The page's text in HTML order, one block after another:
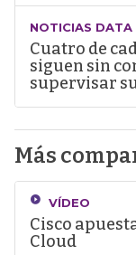
NOTICIAS DATA
Cuatro de
siguen sin
supervisar
Más
VÍDEO
Cisco
Cloud